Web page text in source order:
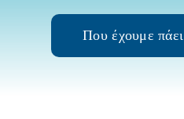
Που έχουμε πάει